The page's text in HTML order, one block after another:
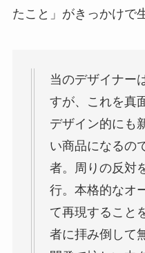
たこと」がきっかけで
当のデザイナー
すが、これを真
デザイン的にも
い商品になるの
者。周りの反対
行。本格的なオ
て再現すること
者に拝み倒して